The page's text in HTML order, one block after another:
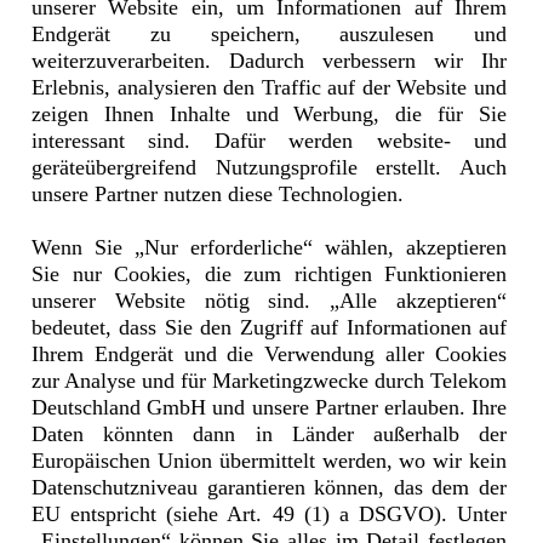
und deren Mitglieder:
Interaktive Kommunikation: Mitglieder können nicht nur
Nachrichten lesen, sondern aktiv interagieren, z.B. durch das
Abrufen von Vertragsdetails oder das Buchen von Events.
Personalisierte Angebote: Dank RCS können
maßgeschneiderte Angebote und Sonderaktionen direkt an die
Mitglieder gesendet werden, wodurch die Chance auf eine
Reaktion deutlich steigt.
Erhöhte Engagement-Raten: Durch die multimedialen und
Wahrscheinlichkeit, dass Mitglieder auf Nachrichten reagieren
und aktiv an den angebotenen Programmen und Events
teilnehmen.
Direkte Buchungen: Die Möglichkeit, Kurse oder
Veranstaltungen direkt über das Messaging-System zu
buchen, spart Zeit und ist für die Kunden besonders bequem.
Mit RCS haben Fitnesscenter ein starkes Werkzeug an der Hand,
um die Kundenbindung zu stärken, den Service zu verbessern und
die Kommunikation auf das nächste Level zu heben. Durch die
direkte und interaktive Verbindung zum Kunden wird die
Zufriedenheit gesteigert und das Fitnesserlebnis maßgeblich
verbessert.
Seid dabei und registriert Euch hier für unsere APIs, um
Euer Business nach vorne zu bringen.
unserer Website ein, um Informationen auf Ihrem
Endgerät zu speichern, auszulesen und
weiterzuverarbeiten. Dadurch verbessern wir Ihr
Erlebnis, analysieren den Traffic auf der Website und
zeigen Ihnen Inhalte und Werbung, die für Sie
interessant sind. Dafür werden website- und
geräteübergreifend Nutzungsprofile erstellt. Auch
unsere Partner nutzen diese Technologien.
Wenn Sie „Nur erforderliche“ wählen, akzeptieren
Sie nur Cookies, die zum richtigen Funktionieren
unserer Website nötig sind. „Alle akzeptieren“
bedeutet, dass Sie den Zugriff auf Informationen auf
Ihrem Endgerät und die Verwendung aller Cookies
zur Analyse und für Marketingzwecke durch Telekom
Deutschland GmbH und unsere Partner erlauben. Ihre
Daten könnten dann in Länder außerhalb der
Europäischen Union übermittelt werden, wo wir kein
Datenschutzniveau garantieren können, das dem der
EU entspricht (siehe Art. 49 (1) a DSGVO). Unter